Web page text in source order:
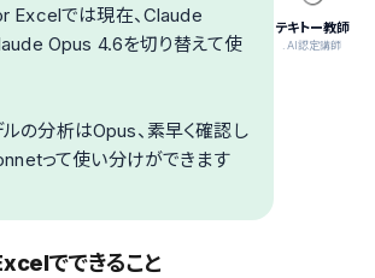
テキトー教師
.AI認定講師
Excelでは現在、Claude
Opus 4.6を切り替えて使
の分析はOpus、素早く確認し
って使い分けができます
でできること